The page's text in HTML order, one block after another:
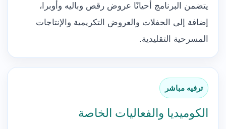
يتضمن البرنامج أحيانًا عروض رقص وباليه وأوبرا،
إضافة إلى الحفلات والعروض التكريمية والإنتاجات
المسرحية التقليدية.
ترفيه مباشر
الكوميديا والفعاليات الخاصة